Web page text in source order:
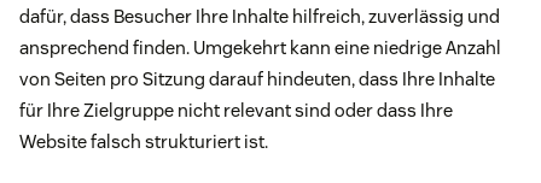
dafür, dass Besucher Ihre Inhalte hilfreich, zuverlässig und
ansprechend finden. Umgekehrt kann eine niedrige Anzahl
von Seiten pro Sitzung darauf hindeuten, dass Ihre Inhalte
für Ihre Zielgruppe nicht relevant sind oder dass Ihre
Website falsch strukturiert ist.